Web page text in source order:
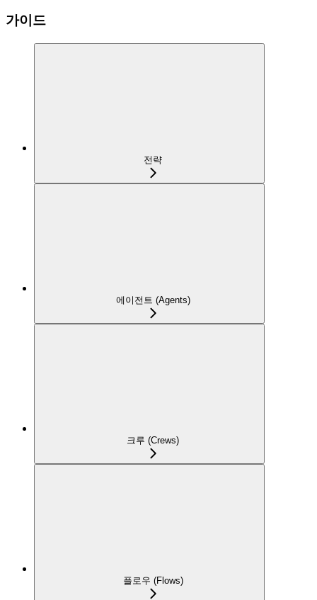
가이드
전략
에이전트 (Agents)
크루 (Crews)
플로우 (Flows)